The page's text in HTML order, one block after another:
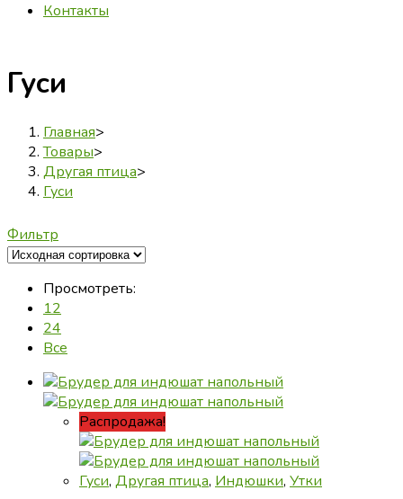
Контакты
Гуси
Главная>
Товары>
Другая птица>
Гуси
Фильтр
Просмотреть:
12
24
Все
Распродажа!
Гуси, Другая птица, Индюшки, Утки